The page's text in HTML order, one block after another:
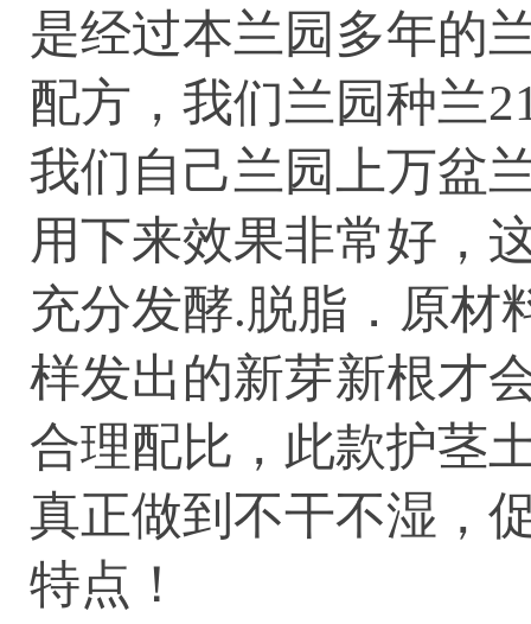
是经过本兰园多年的
配方，我们兰园种兰
我们自己兰园上万盆
用下来效果非常好，
充分发酵.脱脂．原材
样发出的新芽新根才
合理配比，此款护茎
真正做到不干不湿，
特点！